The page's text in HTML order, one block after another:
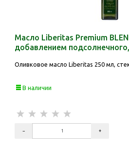
Масло Liberitas Premium
добавлением
Оливковое масло Liberitas 250 мл,
В наличии